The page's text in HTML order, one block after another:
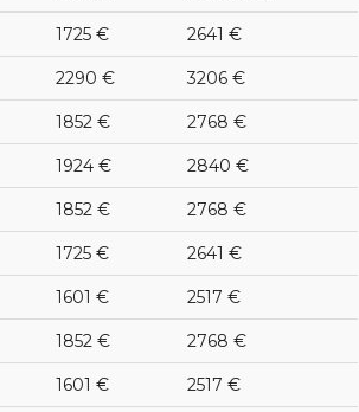
1725 € 2641 €
2290 € 3206 €
1852 € 2768 €
1924 € 2840 €
1852 € 2768 €
1725 € 2641 €
1601 € 2517 €
1852 € 2768 €
1601 € 2517 €